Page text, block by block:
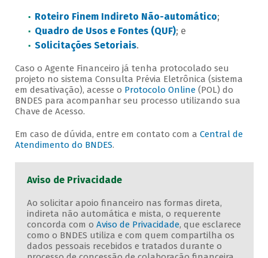
Roteiro Finem Indireto Não-automático;
Quadro de Usos e Fontes (QUF); e
Solicitações Setoriais.
Caso o Agente Financeiro já tenha protocolado seu
projeto no sistema Consulta Prévia Eletrônica (sistema
em desativação), acesse o Protocolo Online(POL) do
BNDES para acompanhar seu processo utilizando sua
Chave de Acesso.
Em caso de dúvida, entre em contato com a Central de
Atendimento do BNDES.
Aviso de Privacidade
Ao solicitar apoio financeiro nas formas direta,
indireta não automática e mista, o requerente
concorda com o Aviso de Privacidade, que esclarece
como o BNDES utiliza e com quem compartilha os
dados pessoais recebidos e tratados durante o